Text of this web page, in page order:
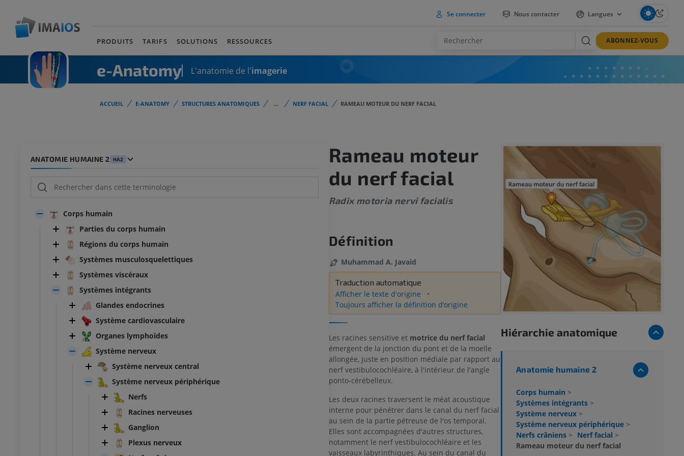
Se connecter Nous contacter Langues
PRODUITS TARIFS SOLUTIONS RESSOURCES ABONNEZ-VOUS
e-Anatomy L'anatomie de l'imagerie
ACCUEIL E-ANATOMY STRUCTURES ANATOMIQUES ... NERF FACIAL RAMEAU MOTEUR DU NERF FACIAL
ANATOMIE HUMAINE 2 HA2
Corps humain
Parties du corps humain
Régions du corps humain
Systèmes musculosquelettiques
Systèmes viscéraux
Systèmes intégrants
Glandes endocrines
Système cardiovasculaire
Organes lymphoïdes
Système nerveux
Système nerveux central
Système nerveux périphérique
Nerfs
Racines nerveuses
Ganglion
Plexus nerveux
Rameau moteur
du nerf facial
Radix motoria nervi facialis
Définition
Muhammad A. Javaid
Traduction automatique
Afficher le texte d'origine
Toujours afficher la définition d’origine
Les racines sensitive et motrice du nerf facial
émergent de la jonction du pont et de la moelle
allongée, juste en position médiale par rapport au
nerf vestibulocochléaire, à l'intérieur de l'angle
ponto-cérébelleux.
Les deux racines traversent le méat acoustique
interne pour pénétrer dans le canal du nerf facial
au sein de la partie pétreuse de l'os temporal.
Elles sont accompagnées d'autres structures,
notamment le nerf vestibulocochléaire et les
vaisseaux labyrinthiques. Au sein du canal du
Hiérarchie anatomique
Anatomie humaine 2
Corps humain >
Systèmes intégrants >
Système nerveux >
Système nerveux périphérique >
Nerfs crâniens > Nerf facial >
Rameau moteur du nerf facial